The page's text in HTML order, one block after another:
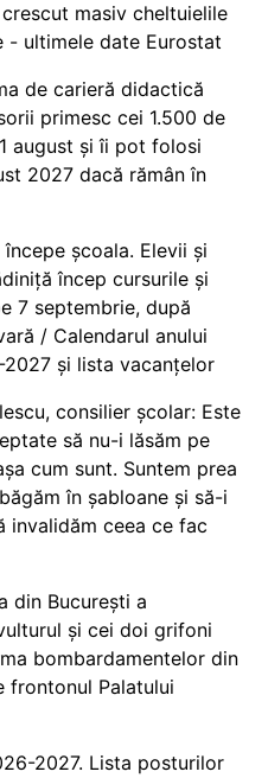
masiv cheltuielile
- ultimele date Eurostat
de carieră didactică
primesc cei 1.500 de
august și îi pot folosi
2027 dacă rămân în
începe școala. Elevii și
încep cursurile și
7 septembrie, după
/ Calendarul anului
și lista vacanțelor
consilier școlar: Este
să nu-i lăsăm pe
cum sunt. Suntem prea
în șabloane și să-i
invalidăm ceea ce fac
din București a
și cei doi grifoni
bombardamentelor din
frontonul Palatului
2027. Lista posturilor